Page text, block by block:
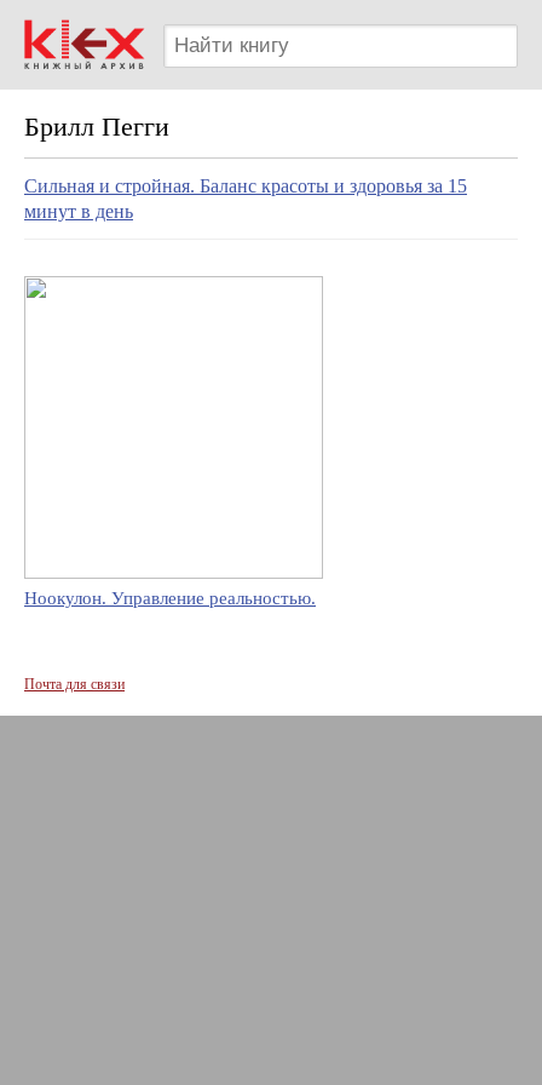
Брилл Пегги
Сильная и стройная. Баланс красоты и здоровья за 15
минут в день
Ноокулон. Управление реальностью.
Почта для связи